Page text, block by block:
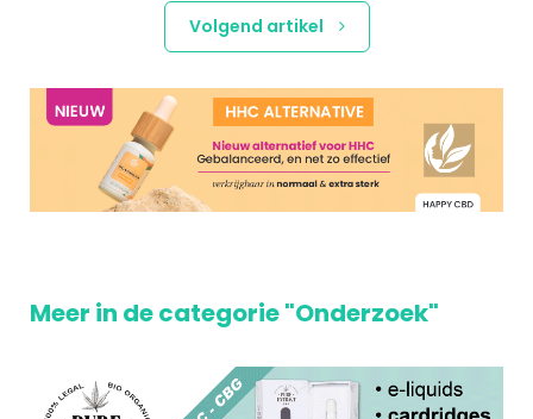
Volgend artikel
Meer in de categorie "Onderzoek"